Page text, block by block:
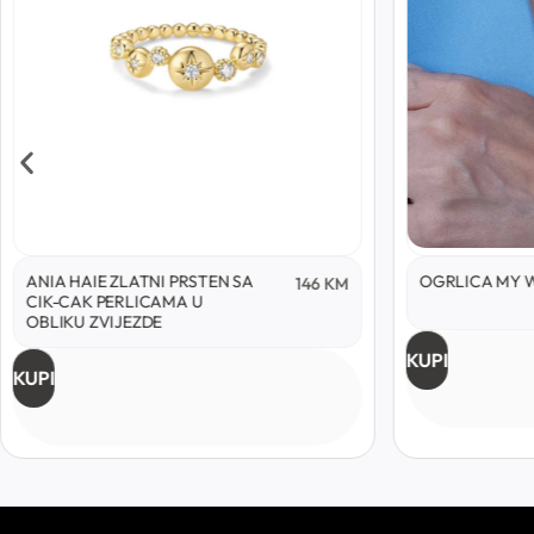
ANIA HAIE ZLATNI PRSTEN SA
CIK-CAK PERLICAMA U
OBLIKU ZVIJEZDE
146KM
KUPI
OGRLICA MY
KUPI